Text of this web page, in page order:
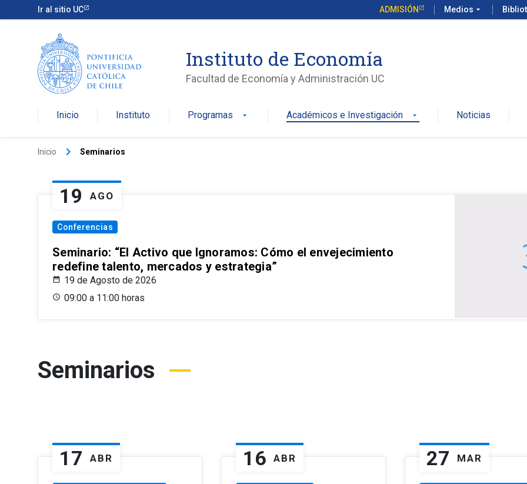
Ir al sitio UC ADMISIÓN Medios arrow_drop_down
Instituto de Economía
Facultad de Economía y Administración UC
Inicio Instituto Programas arrow_drop_down Académicos e Investigación arrow_drop_down Noticias
Inicio keyboard_arrow_right Seminarios
19 AGO
Conferencias
Seminario: “El Activo que Ignoramos: Cómo el envejecimiento
redefine talento, mercados y estrategia”
19 de Agosto de 2026
09:00 a 11:00 horas
Seminarios
17 ABR 16 ABR 27 MAR